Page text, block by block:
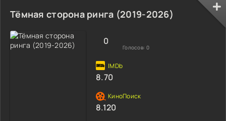
Тёмная сторона ринга (2019-2026)
0
Голосов: 0
8.70
8.120